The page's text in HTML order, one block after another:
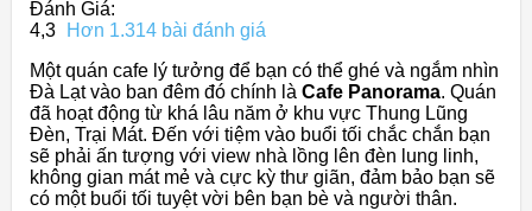
Đánh Giá:
4,3
Hơn 1.314 bài đánh giá
Một quán cafe lý tưởng để bạn có thể ghé và ngắm nhìn
Đà Lạt vào ban đêm đó chính là Cafe Panorama. Quán
đã hoạt động từ khá lâu năm ở khu vực Thung Lũng
Đèn, Trại Mát. Đến với tiệm vào buổi tối chắc chắn bạn
sẽ phải ấn tượng với view nhà lồng lên đèn lung linh,
không gian mát mẻ và cực kỳ thư giãn, đảm bảo bạn sẽ
có một buổi tối tuyệt vời bên bạn bè và người thân.